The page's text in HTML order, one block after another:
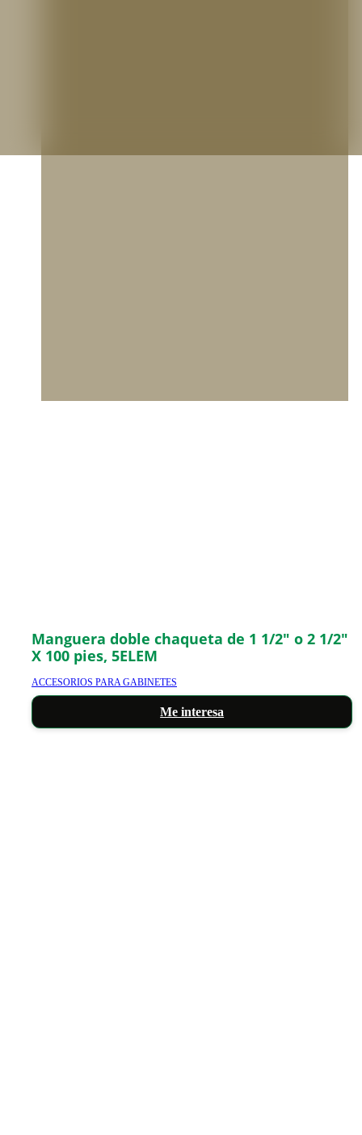
Manguera doble chaqueta de 1 1/2″ o 2 1/2″
X 100 pies, 5ELEM
ACCESORIOS PARA GABINETES
Me interesa